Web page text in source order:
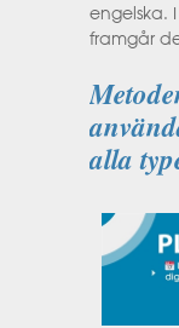
engelska.
framgår
alla